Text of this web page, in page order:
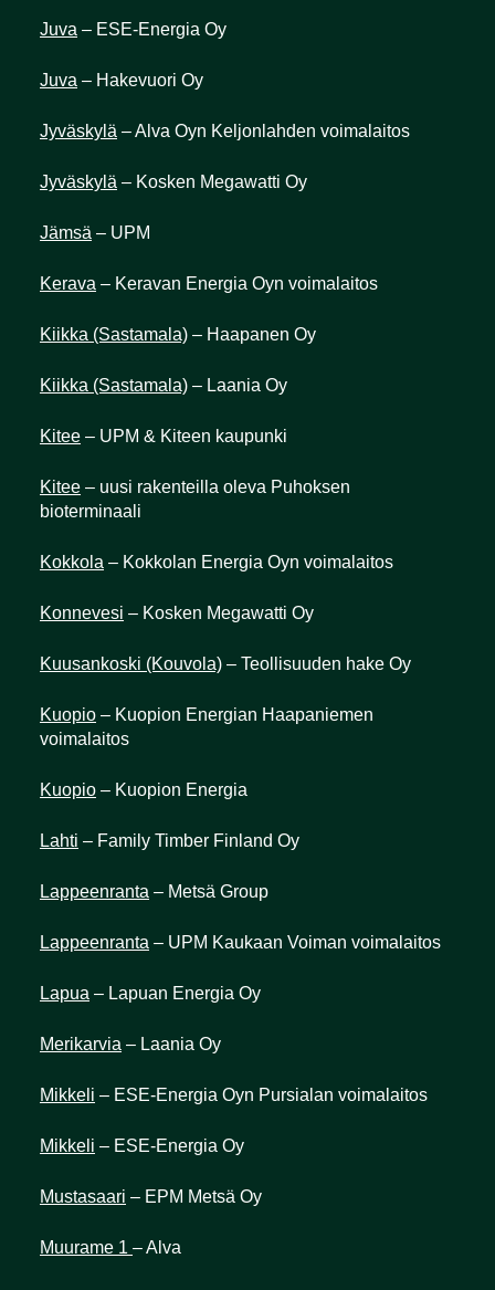
Juva – ESE-Energia Oy
Juva – Hakevuori Oy
Jyväskylä – Alva Oyn Keljonlahden voimalaitos
Jyväskylä – Kosken Megawatti Oy
Jämsä – UPM
Kerava – Keravan Energia Oyn voimalaitos
Kiikka (Sastamala) – Haapanen Oy
Kiikka (Sastamala) – Laania Oy
Kitee – UPM & Kiteen kaupunki
Kitee – uusi rakenteilla oleva Puhoksen
bioterminaali
Kokkola – Kokkolan Energia Oyn voimalaitos
Konnevesi – Kosken Megawatti Oy
Kuusankoski (Kouvola) – Teollisuuden hake Oy
Kuopio – Kuopion Energian Haapaniemen
voimalaitos
Kuopio – Kuopion Energia
Lahti – Family Timber Finland Oy
Lappeenranta – Metsä Group
Lappeenranta – UPM Kaukaan Voiman voimalaitos
Lapua – Lapuan Energia Oy
Merikarvia – Laania Oy
Mikkeli – ESE-Energia Oyn Pursialan voimalaitos
Mikkeli – ESE-Energia Oy
Mustasaari – EPM Metsä Oy
Muurame 1 – Alva